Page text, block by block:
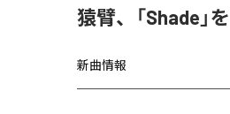
猿臂、「Shade」
新曲情報